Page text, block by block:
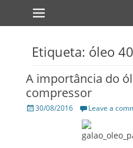
Primary Menu
Skip
to
Etiqueta: óleo
A importância do
compressor
Posted
30/08/2016 Leave a